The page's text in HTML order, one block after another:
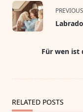
<span
class="nav-
subtitle
Für wen ist
RELATED POSTS